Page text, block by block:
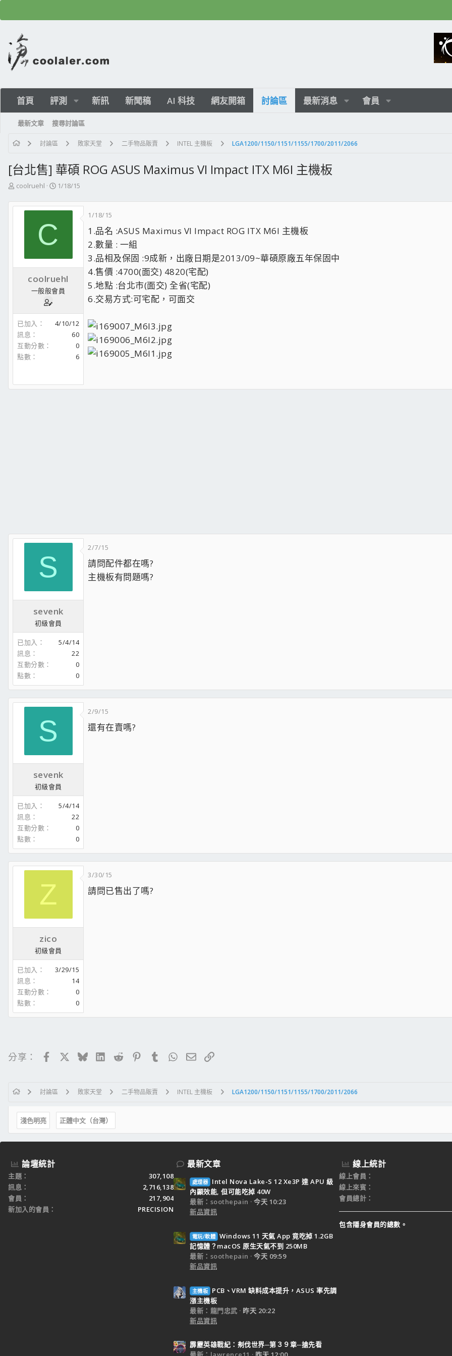
首頁 評測 新訊 新聞稿 AI 科技 網友開箱 討論區 最新消息 會員
最新文章 搜尋討論區
討論區 敗家天堂 二手物品販賣 INTEL 主機板 LGA1200/1150/1151/1155/1700/2011/2066
[台北售] 華碩 ROG ASUS Maximus VI Impact ITX M6I 主機板
主
發
coolruehl
開
日
1/18/15
C
coolruehl
一般般會員
已加入
4/10/12
訊息
60
互動分數
0
點數
6
1/18/15
1.品名 :ASUS Maximus VI Impact ROG ITX M6I 主機板
2.數量 : 一組
3.品相及保固 :9成新，出廠日期是2013/09~華碩原廠五年保固中
4.售價 :4700(面交) 4820(宅配)
5.地點 :台北市(面交) 全省(宅配)
6.交易方式:可宅配，可面交
S
sevenk
初級會員
已加入
5/4/14
訊息
22
互動分數
0
點數
0
2/7/15
請問配件都在嗎?
主機板有問題嗎?
S
sevenk
初級會員
已加入
5/4/14
訊息
22
互動分數
0
點數
0
2/9/15
還有在賣嗎?
Z
zico
初級會員
已加入
3/29/15
訊息
14
互動分數
0
點數
0
3/30/15
請問已售出了嗎?
分享： FacebookBlueskyLinkedIn
RedditPinterestTumblrWhatsApp
電子郵件
連結
討論區 敗家天堂 二手物品販賣 INTEL 主機板 LGA1200/1150/1151/1155/1700/2011/2066
淺色明亮 正體中文（台灣）
論壇統計
主題
307,108
訊息
2,716,138
會員
217,904
新加入的會員
PRECISION
最新文章
處理器
Intel Nova Lake-S 12 Xe3P 達 APU 級
內顯效能, 但可能吃掉 40W
最新：soothepain
今天 10:23
新品資訊
電玩/軟體 Windows 11 天氣 App 竟吃掉 1.2GB
記憶體？macOS 原生天氣不到 250MB
最新：soothepain
今天 09:59
新品資訊
主機板
PCB、VRM 缺料成本提升，ASUS 率先調
漲主機板
最新：龍門忠武
昨天 20:22
新品資訊
霹靂英雄戰紀：刜伐世界─第３９章─搶先看
線上統計
線上會員
線上來賓
會員總計
包含隱身會員的總數。